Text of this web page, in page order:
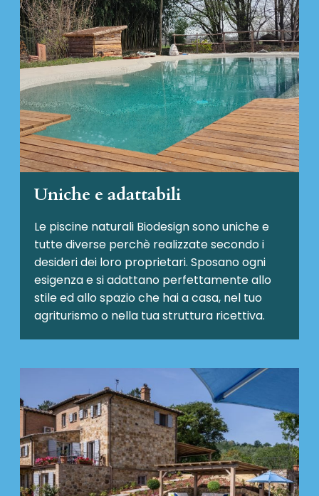
Uniche e adattabili
Le piscine naturali Biodesignsono uniche e
tutte diverse perchè realizzate secondo i
desideri dei loro proprietari. Sposano ogni
esigenza e si adattano perfettamente allo
stile ed allo spazio che hai a casa, nel tuo
agriturismo o nella tua struttura ricettiva.